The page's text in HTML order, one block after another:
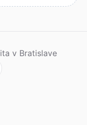
v Bratislave